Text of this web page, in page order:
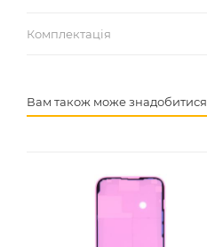
Комплектація
Вам також може знадобитися